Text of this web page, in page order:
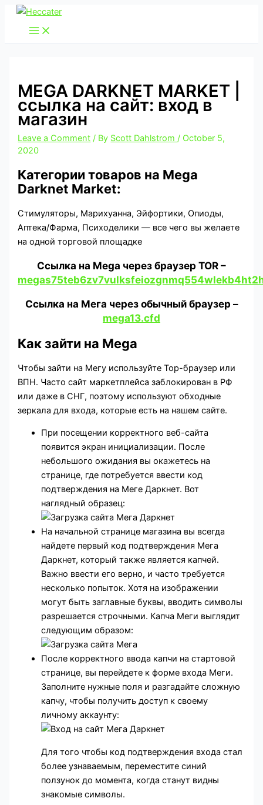
Skip
content
MEGA DARKNET MARKET |
ссылка на сайт: вход в
магазин
Leave a Comment / By Scott Dahlstrom/ October 5,
2020
Категории товаров на Mega
Darknet Market:
Стимуляторы, Марихуанна, Эйфортики, Опиоды,
Аптека/Фарма, Психоделики — все чего вы желаете
на одной торговой площадке
Ссылка на Mega через браузер TOR –
Ссылка на Мега через обычный браузер –
mega13.cfd
Как зайти на Mega
Чтобы зайти на Мегу используйте Тор-браузер или
ВПН. Часто сайт маркетплейса заблокирован в РФ
или даже в СНГ, поэтому используют обходные
зеркала для входа, которые есть на нашем сайте.
При посещении корректного веб-сайта
появится экран инициализации. После
небольшого ожидания вы окажетесь на
странице, где потребуется ввести код
подтверждения на Меге Даркнет. Вот
наглядный образец:
На начальной странице магазина вы всегда
найдете первый код подтверждения Мега
Даркнет, который также является капчей.
Важно ввести его верно, и часто требуется
несколько попыток. Хотя на изображении
могут быть заглавные буквы, вводить символы
разрешается строчными. Капча Меги выглядит
следующим образом:
После корректного ввода капчи на стартовой
странице, вы перейдете к форме входа Меги.
Заполните нужные поля и разгадайте сложную
капчу, чтобы получить доступ к своему
личному аккаунту:
Для того чтобы код подтверждения входа стал
более узнаваемым, переместите синий
ползунок до момента, когда станут видны
знакомые символы.